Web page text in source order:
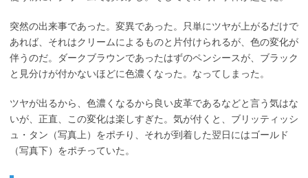
突然の出来事であった。変異であった。只単にツヤが上がるだけで
あれば、それはクリームによるものと片付けられるが、色の変化が
伴うのだ。ダークブラウンであったはずのペンシースが、ブラック
と見分けが付かないほどに色濃くなった。なってしまった。
ツヤが出るから、色濃くなるから良い皮革であるなどと言う気はな
いが、正直、この変化は楽しすぎた。気が付くと、ブリッティッシ
ュ・タン（写真上）をポチり、それが到着した翌日にはゴールド
（写真下）をポチっていた。